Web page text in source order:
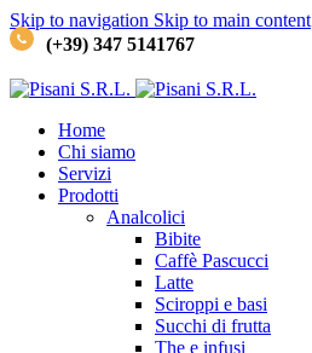
Skip to navigation Skip to main content
(+39) 347 5141767
Home
Chi siamo
Servizi
Prodotti
Analcolici
Bibite
Caffè Pascucci
Latte
Sciroppi e basi
Succhi di frutta
The e infusi